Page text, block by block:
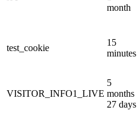
month
test_cookie
15
minutes
VISITOR_INFO1_LIVE
5
months
27 days